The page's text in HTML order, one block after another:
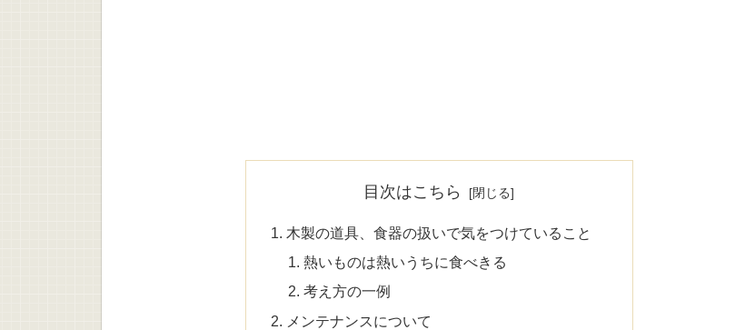
目次はこちら
木製の道具、食器の扱いで気をつけていること
熱いものは熱いうちに食べきる
考え方の一例
メンテナンスについて